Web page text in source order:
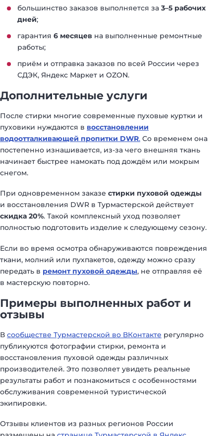
большинство заказов выполняется за 3–5 рабочих
дней;
гарантия 6 месяцев на выполненные ремонтные
работы;
приём и отправка заказов по всей России через
СДЭК, Яндекс Маркет и OZON.
Дополнительные услуги
После стирки многие современные пуховые куртки и
пуховики нуждаются в восстановлении
водоотталкивающей пропитки DWR. Со временем она
постепенно изнашивается, из-за чего внешняя ткань
начинает быстрее намокать под дождём или мокрым
снегом.
При одновременном заказе стирки пуховой одежды
и восстановления DWR в Турмастерской действует
скидка 20%. Такой комплексный уход позволяет
полностью подготовить изделие к следующему сезону.
Если во время осмотра обнаруживаются повреждения
ткани, молний или пухпакетов, одежду можно сразу
передать в ремонт пуховой одежды, не отправляя её
в мастерскую повторно.
Примеры выполненных работ и
отзывы
В сообществе Турмастерской во ВКонтакте регулярно
публикуются фотографии стирки, ремонта и
восстановления пуховой одежды различных
производителей. Это позволяет увидеть реальные
результаты работ и познакомиться с особенностями
обслуживания современной туристической
экипировки.
Отзывы клиентов из разных регионов России